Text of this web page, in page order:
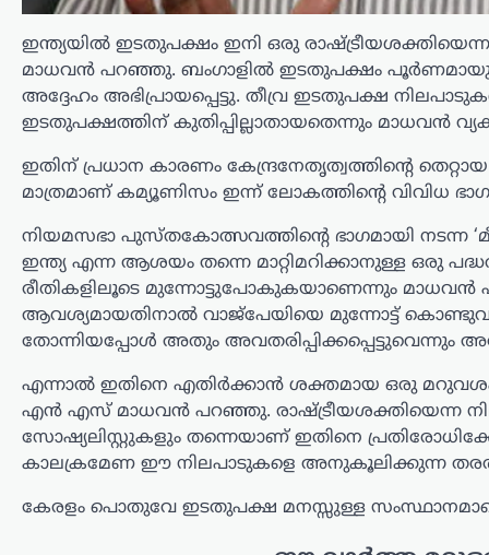
ഇന്ത്യയില്‍ ഇടതുപക്ഷം ഇനി ഒരു
മാധവന്‍ പറഞ്ഞു. ബംഗാളില്‍ ഇടതുപക്ഷം
അദ്ദേഹം അഭിപ്രായപ്പെട്ടു. തീവ്ര ഇടതുപക്ഷ
ഇടതുപക്ഷത്തിന് കുതിപ്പില്ലാതായതെന്നും മാധവന്‍
ഇതിന് പ്രധാന കാരണം കേന്ദ്രനേതൃത്വത്തിന്റെ
മാത്രമാണ് കമ്യൂണിസം ഇന്ന് ലോകത്തിന്റെ വിവിധ
നിയമസഭാ പുസ്തകോത്സവത്തിന്റെ ഭാഗമായി നടന്ന
ഇന്ത്യ എന്ന ആശയം തന്നെ മാറ്റിമറിക്കാനുള്ള ഒരു
രീതികളിലൂടെ മുന്നോട്ടുപോകുകയാണെന്നും
ആവശ്യമായതിനാല്‍ വാജ്‌പേയിയെ മുന്നോട്ട്
തോന്നിയപ്പോള്‍ അതും അവതരിപ്പിക്കപ്പെട്ടുവെന്നും
എന്നാല്‍ ഇതിനെ എതിര്‍ക്കാന്‍ ശക്തമായ ഒരു മറുവശം
എന്‍ എസ് മാധവന്‍ പറഞ്ഞു. രാഷ്ട്രീയശക്തിയെന്ന
സോഷ്യലിസ്റ്റുകളും തന്നെയാണ് ഇതിനെ
കാലക്രമേണ ഈ നിലപാടുകളെ അനുകൂലിക്കുന്ന
കേരളം പൊതുവേ ഇടതുപക്ഷ മനസ്സുള്ള
വിജയ്‌ക്കെതിരായ
വിവാഹമോചന ഹർജി
പിൻവലിച്ച് ഭാര്യ
സംഗീത; കുടുംബ
കോടതിയിൽ കേസ്
അവസാനിച്ചു
ന്യൂസ് ഡെസ്ക് ഓഗസ്റ്റ്‌ 7, 2026
തമിഴ്‌നാട് മുഖ്യമന്ത്രി കൂടിയായ തമിഴ്‌നാട്
വെട്രി കഴകം അധ്യക്ഷൻ
വിജയ്‌ക്കെതിരെ ഭാര്യ സംഗീത
സമർപ്പിച്ചിരുന്ന വിവാഹമോചന
ഹർജിയും താമസാവകാശ ഹർജിയും
പിൻവലിച്ചു. ചെങ്കൽപ്പേട്ട് ജില്ലാ കുടുംബ
കോടതിയിലാണ്…
കേരളം,തിരുവനന്തപുരം,രാഷ്ട്രീയം
കേന്ദ്രത്തിന്റെ
എഥനോൾ-പെട്രോൾ
നയത്തിനെതിരെ